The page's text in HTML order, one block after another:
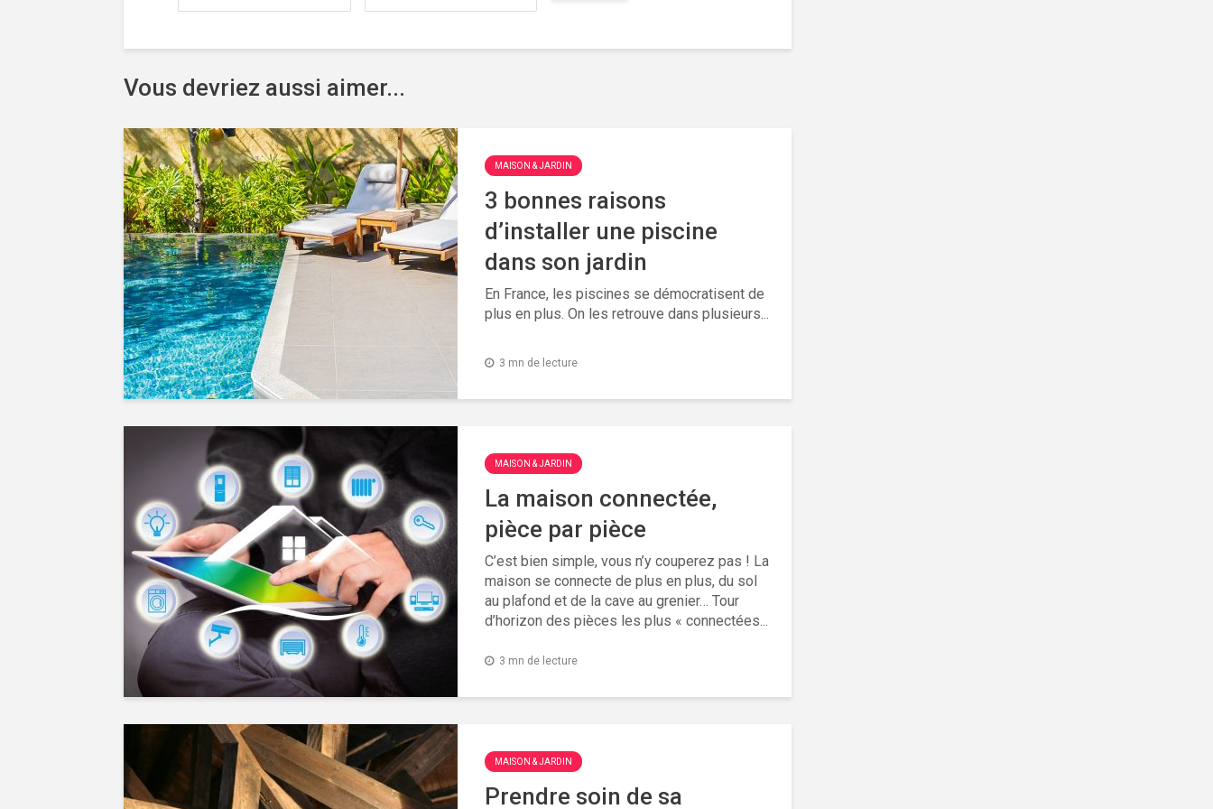
Vous devriez aussi aimer...
MAISON & JARDIN
3 bonnes raisons
d’installer une piscine
dans son jardin
En France, les piscines se démocratisent de
plus en plus. On les retrouve dans plusieurs...
3 mn de lecture
MAISON & JARDIN
La maison connectée,
pièce par pièce
C’est bien simple, vous n’y couperez pas ! La
maison se connecte de plus en plus, du sol
au plafond et de la cave au grenier… Tour
d’horizon des pièces les plus « connectées...
3 mn de lecture
MAISON & JARDIN
Prendre soin de sa